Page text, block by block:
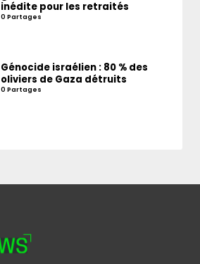
inédite pour les retraités
0 Partages
Génocide israélien : 80 % des
oliviers de Gaza détruits
0 Partages